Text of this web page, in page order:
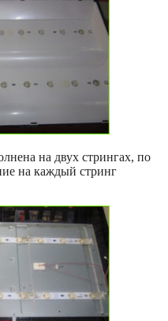
на двух стрингах, по
на каждый стринг